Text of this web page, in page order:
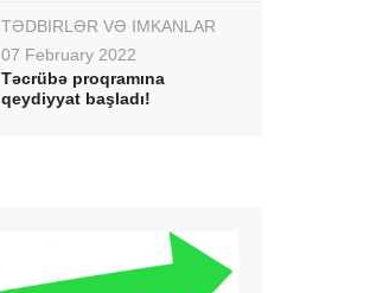
TƏDBİRLƏR VƏ İMKANLAR
07 February 2022
Təcrübə proqramına
qeydiyyat başladı!